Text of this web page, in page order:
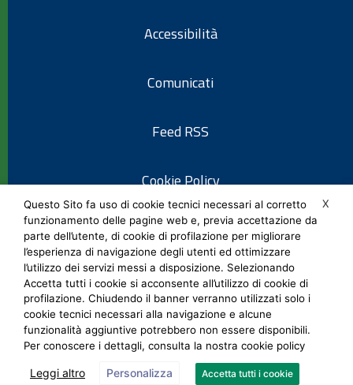
Accessibilità
Comunicati
Feed RSS
Cookie Policy
Informativa privacy
Note legali
Social Media Policy
X
Questo Sito fa uso di cookie tecnici necessari al corretto
funzionamento delle pagine web e, previa accettazione da
parte dell’utente, di cookie di profilazione per migliorare
l’esperienza di navigazione degli utenti ed ottimizzare
l’utilizzo dei servizi messi a disposizione. Selezionando
Accetta tutti i cookie si acconsente all’utilizzo di cookie di
profilazione. Chiudendo il banner verranno utilizzati solo i
cookie tecnici necessari alla navigazione e alcune
funzionalità aggiuntive potrebbero non essere disponibili.
Per conoscere i dettagli, consulta la nostra cookie policy
Leggi altro Personalizza Accetta tutti i cookie